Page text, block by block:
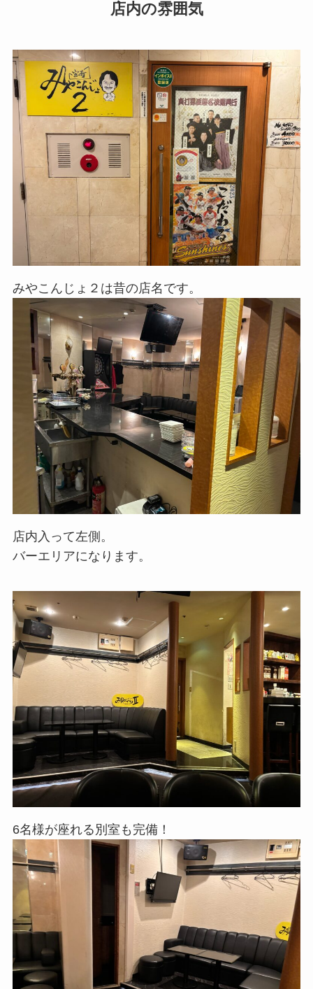
店内の雰囲気
みやこんじょ２は昔の店名です。
店内入って左側。
バーエリアになります。
6名様が座れる別室も完備！